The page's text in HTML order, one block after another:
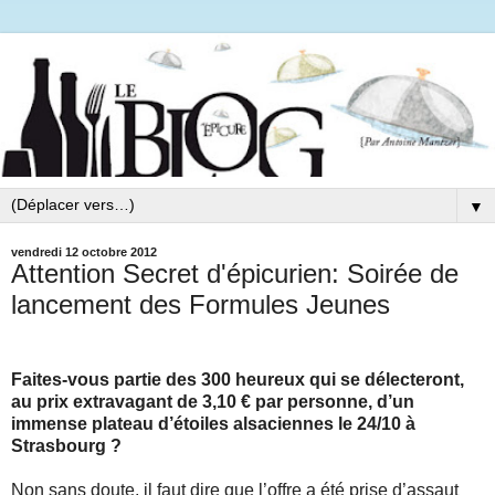
▼
vendredi 12 octobre 2012
Attention Secret d'épicurien: Soirée de
lancement des Formules Jeunes
Faites-vous partie des 300 heureux qui se délecteront,
au prix extravagant de 3,10 € par personne, d’un
immense plateau d’étoiles alsaciennes le 24/10 à
Strasbourg ?
Non sans doute, il faut dire que l’offre a été prise d’assaut